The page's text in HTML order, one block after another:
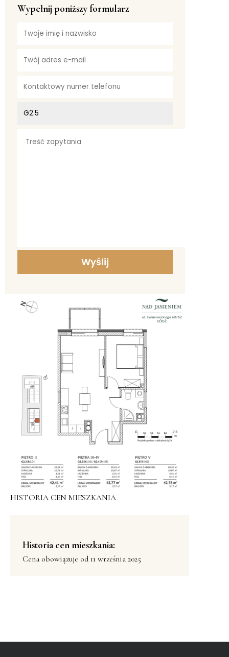
Wypełnij poniższy formularz
HISTORIA CEN MIESZKANIA
Historia cen mieszkania:
Cena obowiązuje od 11 września 2025